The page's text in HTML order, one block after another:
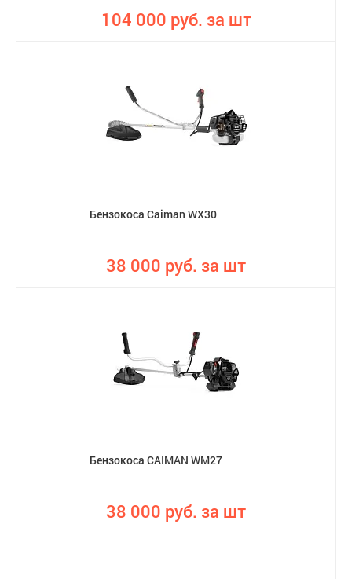
104 000 руб. за шт
Бензокоса Caiman WX30
38 000 руб. за шт
Бензокоса CAIMAN WM27
38 000 руб. за шт